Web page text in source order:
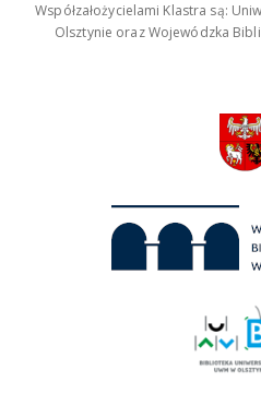
Współzałożycielami Klastra są:
Olsztynie oraz Wojewódzka